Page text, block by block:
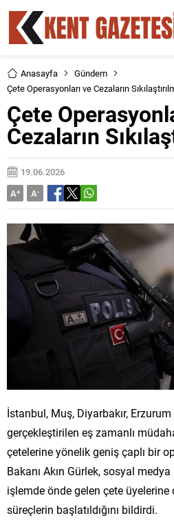
Anasayfa
Gündem
Çete Operasyonları ve Cezaların
Çete
Cezaların
19.06.2026
A+ A-
İstanbul, Muş, Diyarbakır, Erzurum
gerçekleştirilen eş zamanlı
çetelerine yönelik geniş çaplı bir
Bakanı Akın Gürlek, sosyal
işlemde önde gelen çete
süreçlerin başlatıldığını bildirdi.